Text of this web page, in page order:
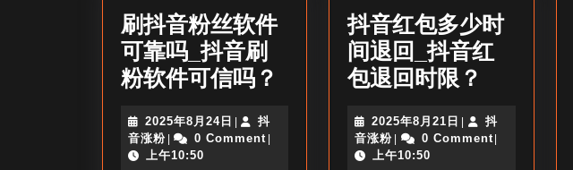
刷抖音粉丝软件
可靠吗_抖音刷
粉软件可信吗？
2025年8月24日 2025
年
|
抖
音涨粉 抖
音
| 0 Comment |
上午10:50
抖音红包多少时
间退回_抖音红
包退回时限？
红
2025年8月21日 2025
年
|
抖
音涨粉 抖
音
| 0 Comment |
上午10:50